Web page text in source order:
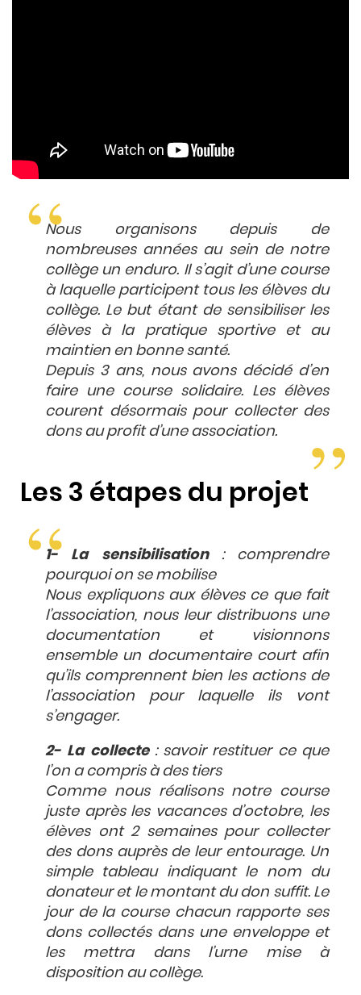
Nous organisons depuis de
nombreuses années au sein de notre
collège un enduro. Il s’agit d’une course
à laquelle participent tous les élèves du
collège. Le but étant de sensibiliser les
élèves à la pratique sportive et au
maintien en bonne santé.
Depuis 3 ans, nous avons décidé d’en
faire une course solidaire. Les élèves
courent désormais pour collecter des
dons au profit d’une association.
Les 3 étapes du projet
1- La sensibilisation: comprendre
pourquoi on se mobilise
Nous expliquons aux élèves ce que fait
l’association, nous leur distribuons une
documentation et visionnons
ensemble un documentaire court afin
qu’ils comprennent bien les actions de
l’association pour laquelle ils vont
s’engager.
2- La collecte: savoir restituer ce que
l’on a compris à des tiers
Comme nous réalisons notre course
juste après les vacances d’octobre, les
élèves ont 2 semaines pour collecter
des dons auprès de leur entourage. Un
simple tableau indiquant le nom du
donateur et le montant du don suffit. Le
jour de la course chacun rapporte ses
dons collectés dans une enveloppe et
les mettra dans l’urne mise à
disposition au collège.